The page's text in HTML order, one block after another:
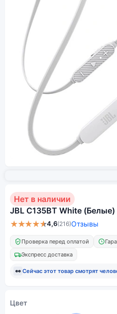
Нет в наличии
JBL C135BT White (Белые)
★★★★★4,6(216)Отзывы
Проверка перед оплатой
Экспресс доставка
👀 Сейчас этот товар смотрят
Цвет